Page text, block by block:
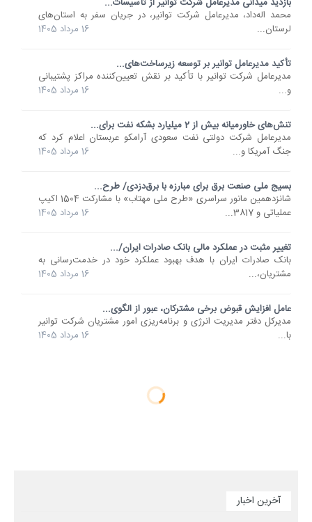
محمد اله‌داد، مدیرعامل شرکت توانیر، در جریان سفر به استان‌های
لرستان...
16 مرداد 1405
تأکید مدیرعامل توانیر بر توسعه زیرساخت‌های...
مدیرعامل شرکت توانیر با تأکید بر نقش تعیین‌کننده مراکز پشتیبانی
و...
16 مرداد 1405
تنش‌های خاورمیانه بیش از 2 میلیارد بشکه نفت برای...
مدیرعامل شرکت دولتی نفت سعودی آرامکو عربستان اعلام کرد که
جنگ آمریکا و...
16 مرداد 1405
بسیج ملی صنعت برق برای مبارزه با برق‌دزدی/ طرح...
شانزدهمین مانور سراسری «طرح ملی مهتاب» با مشارکت 1504 اکیپ
عملیاتی و 3817...
16 مرداد 1405
تغییر مثبت در عملکرد مالی بانک صادرات ایران/...
​بانک صادرات ایران با هدف بهبود عملکرد خود در خدمت‌رسانی به
مشتریان،...
16 مرداد 1405
عامل افزایش قبوض برخی مشترکان، عبور از الگوی...
مدیرکل دفتر مدیریت انرژی و برنامه‌ریزی امور مشتریان شرکت توانیر
با...
16 مرداد 1405
آخرین اخبار